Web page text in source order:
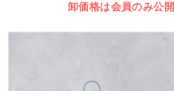
卸価格は会員のみ公開